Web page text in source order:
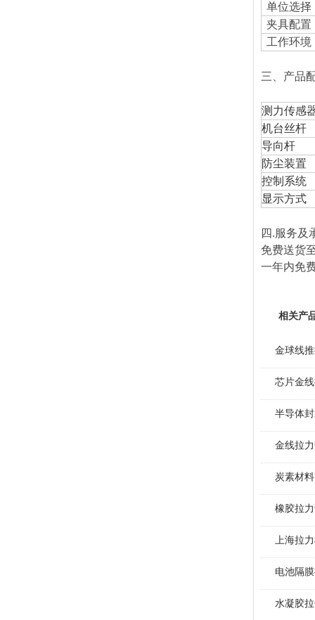
单位选择
夹具配置
工作环境
三、产品
测力传感
机台丝杆
导向杆
防尘装置
控制系统
显示方式
四.服务及
免费送货
一年内免
相关产
金球线
芯片金
半导体
金线拉
炭素材
橡胶拉
上海拉
电池隔
水凝胶